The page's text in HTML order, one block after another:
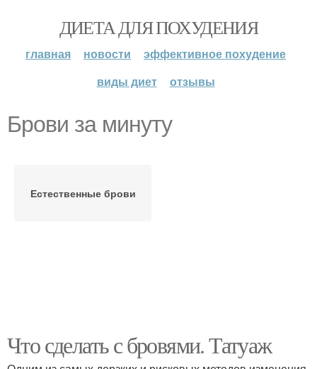
ДИЕТА ДЛЯ ПОХУДЕНИЯ
главная новости
эффективное похудение
виды диет
отзывы
Брови за минуту
Естественные брови
Что сделать с бровями. Татуаж